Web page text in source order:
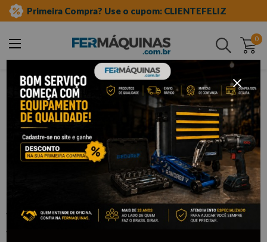
Primeira Compra? Use o cupom: CLIENTEFELIZ
0
Buscar
ferramentas manuais
soquetes e acessórios
soquetes de meia"
sextavado
Soquete Sextavado 1/2" x 21mm –
ST13312SC SATA